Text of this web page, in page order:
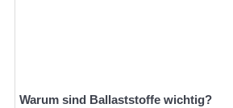
Warum sind Ballaststoffe wichtig?